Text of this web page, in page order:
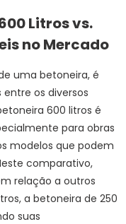
Litros vs.
no Mercado
uma betoneira, é
os diversos
600 litros é
para obras
modelos que podem
comparativo,
relação a outros
a betoneira de 250
suas